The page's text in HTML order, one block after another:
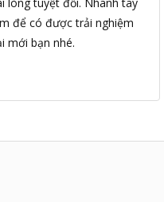
để có được trải nghiệm
mới bạn nhé.